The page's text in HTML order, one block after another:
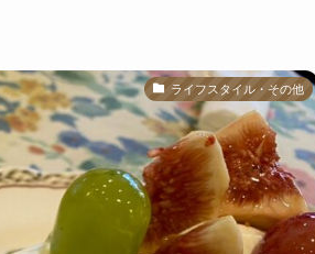
ライフスタイル・その他